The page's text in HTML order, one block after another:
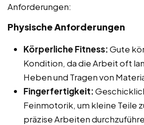
Anforderungen:
Physische Anforderungen
Körperliche Fitness:Gute
Kondition, da die Arbeit oft
Heben und Tragen von
Fingerfertigkeit:
Feinmotorik, um kleine Teile
präzise Arbeiten